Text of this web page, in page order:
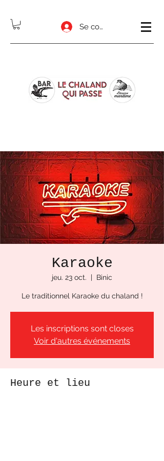
Se connecter
Karaoke
jeu. 23 oct.
  |
Binic
Le traditionnel Karaoke du chaland !
Les inscriptions sont closes
Voir d'autres événements
Heure et lieu